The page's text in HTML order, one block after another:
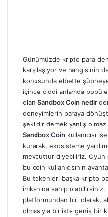
Günümüzde kripto para
karşılaşıyor ve hangisinin
konusunda elbette
içinde ciddi anlamda
olan Sandbox Coin nedir
deneyimlerin paraya
şeklidir demek yanlış olmaz.
Sandbox Coin kullanıcısı
kurarak, ekosisteme
mevcuttur diyebiliriz. Oyun
bu coin kullanıcısının
Bu tokenleri başka kripto
imkanına sahip olabilirsiniz.
platformundan biri olarak,
olmasıyla birlikte geniş bir